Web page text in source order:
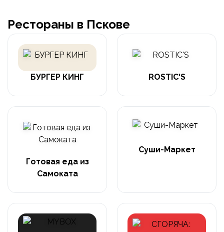
Рестораны в Пскове
БУРГЕР КИНГ ROSTIC'S
Готовая еда из
Самоката
Суши-Маркет